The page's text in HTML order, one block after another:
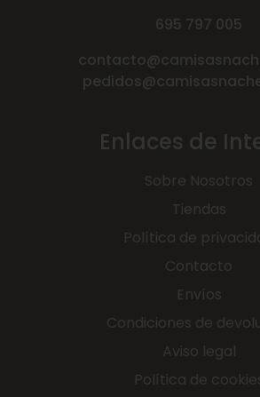
695 797 005
Enlaces de
Sobre Nosotros
Tiendas
Política de
Contacto
Envíos
Condiciones de
Aviso legal
Política de